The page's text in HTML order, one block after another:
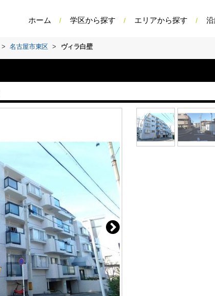
ホーム 学区から探す エリアから探す
> 名古屋市東区 > ヴィラ白壁